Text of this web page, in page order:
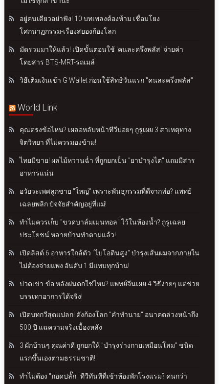
อยู่คนเดียวอย่าฟัง! 10 บทเพลงต้องห้าม เชื่อมโยง
โศกนาฏกรรม-เรื่องสยองก้องโลก
มัดรวมมาให้แล้ว! เปิดขั้นตอนใช้ 'คนละครึ่งพลัส' จ่ายค่า
โดยสาร BTS-MRT-รถเมล์
วิธีเติมเงินเข้า G Wallet ก่อนใช้สิทธิวันแรก "คนละครึ่งพลัส"
World Link
คุณตรงข้อไหน? เผลอหลับหน้าทีวีบ่อยๆ กูรูเผย 3 สาเหตุทาง
จิตวิทยา ที่ไม่ควรมองข้าม!
ไทยมีขาย! ผลไม้หวานฉ่ำ ที่ถูกยกเป็น "ยาบำรุงไต" แถมมีสาร
อาหารแน่น
อวัยวะเพศลูกชาย "ใหญ่" เพราะพันธุกรรมที่ดีจากพ่อ? แพทย์
เฉลยพลิก ปัจจัยสำคัญอยู่ที่แม่!
ทำไมควรเก็บ "ขวดบาล์มเมนทอล" ไว้ในห้องน้ำ? กูรูเฉลย
ประโยชน์ หลายบ้านทำตามแล้ว!
เปิดลิสต์ 6 อาหารใกล้ตัว "ไบโอตินสูง" บำรุงเส้นผมจากภายใน
ไม่ต้องจ่ายแพง อันดับ 1 มีแทบทุกบ้าน!
ปวดเข่า-ข้อ หลังฝนตกใช่ไหม? แพทย์จีนเผย 4 วิธีง่ายๆ แต่ช่วย
บรรเทาอาการได้จริง!
เปิดบทกวีสุดแปลก! ดังก้องโลก "คำทำนาย" อนาคตล่วงหน้าถึง
500 ปี แฉความจริงเบื้องหลัง
3 ผักบ้านๆ คุณค่าดี ถูกยกให้ "บำรุงร่างกายเหมือนโสม" ชนิด
แรกขึ้นเองตามธรรมชาติ!
ทำไมต้อง "ถอดปลั๊ก" ทีวีทันทีที่เข้าห้องพักโรงแรม? คนกว่า